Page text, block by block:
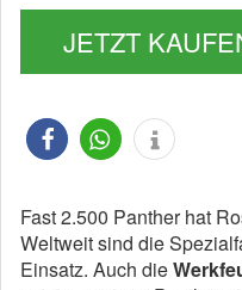
JETZT
Fast 2.500 Panther hat
Weltweit sind die
Einsatz. Auch die